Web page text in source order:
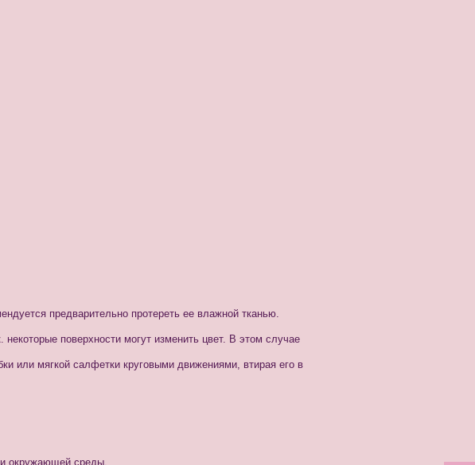
предварительно протереть ее влажной тканью.
поверхности могут изменить цвет. В этом случае
или мягкой салфетки круговыми движениями, втирая его в
и окружающей среды.